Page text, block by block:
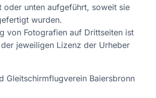
oder unten aufgeführt, soweit sie
wurden.
von Fotografien auf Drittseiten ist
jeweiligen Lizenz der Urheber
Gleitschirmflugverein Baiersbronn